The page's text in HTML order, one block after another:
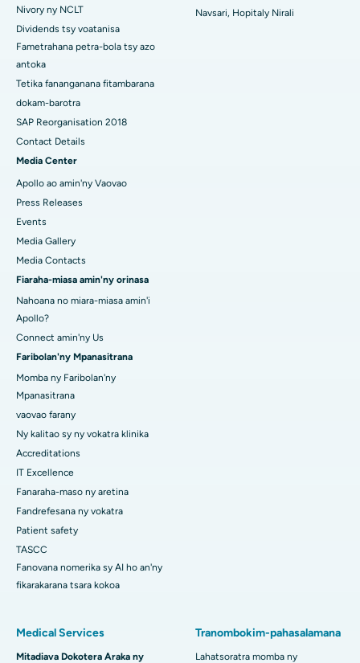
Hopitaly tsara indrindra ao Swargate, Pune
Hopitaly homamiadan'ny vehivavy tsara indrindra any Delhi
Nivory ny NCLT
Dividends tsy voatanisa
Fametrahana petra-bola tsy azo
antoka
Tetika fananganana fitambarana
dokam-barotra
SAP Reorganisation 2018
Contact Details
Media Center
Apollo ao amin'ny Vaovao
Press Releases
Events
Media Gallery
Media Contacts
Fiaraha-miasa amin'ny orinasa
Nahoana no miara-miasa amin'i
Apollo?
Connect amin'ny Us
Faribolan'ny Mpanasitrana
Momba ny Faribolan'ny
Mpanasitrana
vaovao farany
Ny kalitao sy ny vokatra klinika
Accreditations
IT Excellence
Fanaraha-maso ny aretina
Fandrefesana ny vokatra
Patient safety
TASCC
Fanovana nomerika sy AI ho an'ny
fikarakarana tsara kokoa
Navsari, Hopitaly Nirali
Medical Services
Mitadiava Dokotera Araka ny
Tranombokim-pahasalamana
Lahatsoratra momba ny